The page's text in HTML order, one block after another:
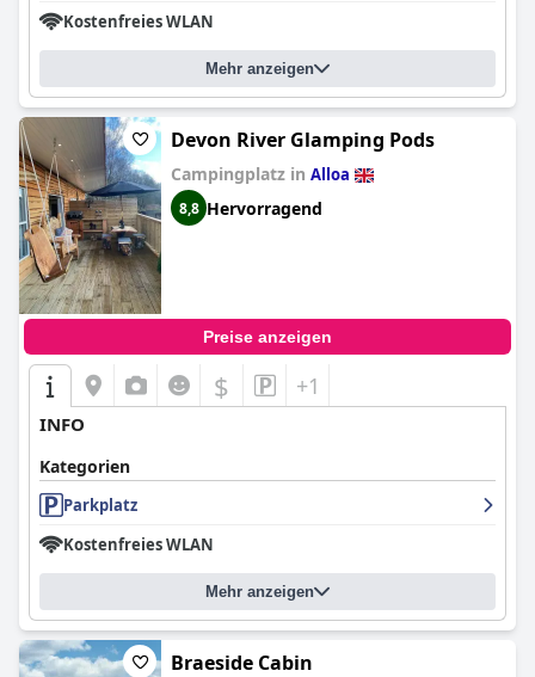
Kostenfreies WLAN
Mehr anzeigen
Devon River Glamping Pods
Campingplatz in Alloa
8,8 Hervorragend
Preise anzeigen
$ +1
INFO
Kategorien
Parkplatz
Kostenfreies WLAN
Mehr anzeigen
Braeside Cabin